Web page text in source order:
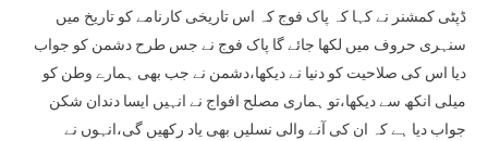
ڈپٹی کمشنر نے کہا کہ پاک فوج کہ اس تاریخی کارنامے کو تاریخ میں
سنہری حروف میں لکھا جائے گا پاک فوج نے جس طرح دشمن کو جواب
دیا اس کی صلاحیت کو دنیا نے دیکھا،دشمن نے جب بھی ہمارے وطن کو
میلی انکھ سے دیکھا،تو ہماری مصلح افواج نے انہیں ایسا دندان شکن
جواب دیا ہے کہ ان کی آنے والی نسلیں بھی یاد رکھیں گی،انہوں نے